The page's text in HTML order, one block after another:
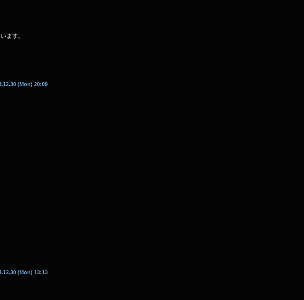
ます。
(Mon) 20:09
(Mon) 13:13